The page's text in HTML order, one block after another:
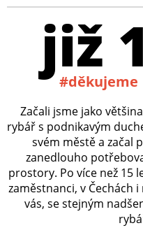
již
#děkujeme
Začali jsme jako
rybář s podnikavým
svém městě a začal
zanedlouho
prostory. Po více než 15
zaměstnanci, v Čechách
vás, se stejným